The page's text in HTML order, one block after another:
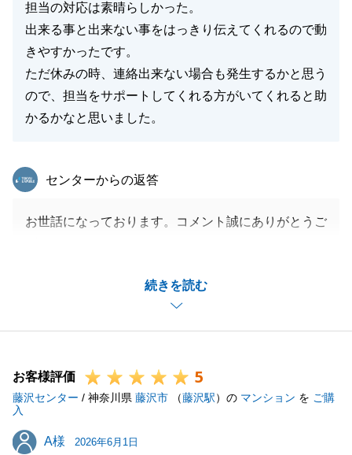
担当の対応は素晴らしかった。
出来る事と出来ない事をはっきり伝えてくれるので動
きやすかったです。
ただ休みの時、連絡出来ない場合も発生するかと思う
ので、担当をサポートしてくれる方がいてくれると助
かるかなと思いました。
続きを読む
東急リバブル
センターからの返答
お世話になっております。コメント誠にありがとうご
閉じる
お客様評価 5
藤沢センター / 神奈川県 藤沢市 （藤沢駅）の マンション を ご購
入
A様
A様 2026年6月1日